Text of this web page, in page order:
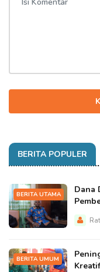
BERITA POPULER
BERITA UTAMA
Dana
BERITA UMUM